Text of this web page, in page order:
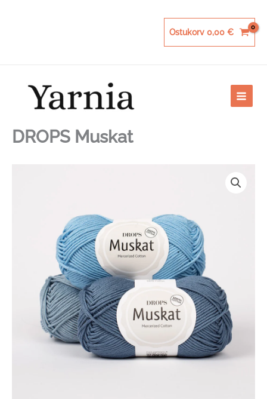
Ostukorv 0,00 €
DROPS Muskat